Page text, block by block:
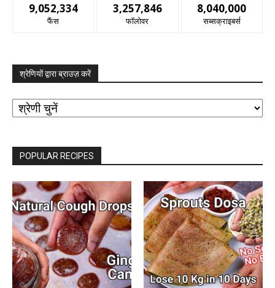
9,052,334
फैंस
3,257,846
फॉलोवर
8,040,000
सब्सक्राइबर्स
श्रेणियों द्वारा ब्राउज़ करें
श्रेणियों
द्वारा
ब्राउज़
POPULAR RECIPES